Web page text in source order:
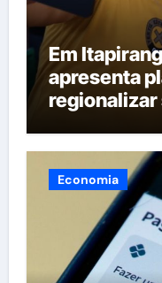
Em
apresenta
em
Economia